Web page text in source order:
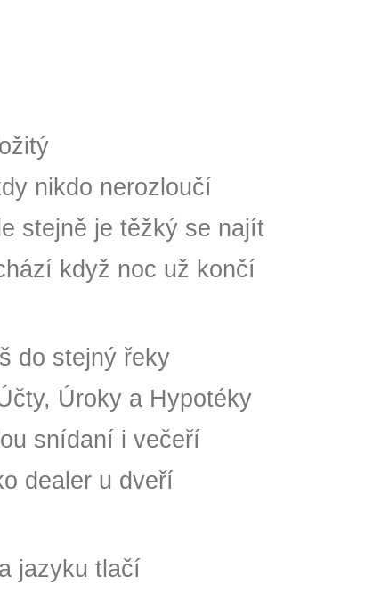
nikdo nerozloučí
stejně je těžký se najít
když noc už končí
do stejný řeky
Úroky a Hypotéky
snídaní i večeří
dealer u dveří
jazyku tlačí